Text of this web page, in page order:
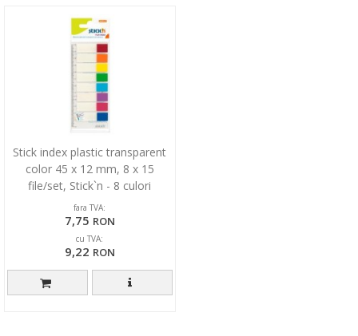
Stick index plastic transparent
color 45 x 12 mm, 8 x 15
file/set, Stick`n - 8 culori
transp./neon
fara TVA:
7,75 RON
cu TVA:
9,22 RON